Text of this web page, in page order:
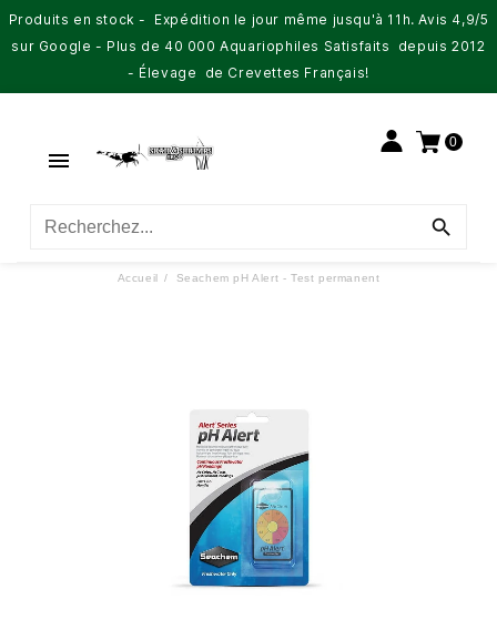
Produits en stock - Expédition le jour même jusqu'à 11h. Avis 4,9/5
sur Google - Plus de 40 000 Aquariophiles Satisfaits depuis 2012
- Élevage de Crevettes Français!

0

Accueil Seachem pH Alert - Test permanent